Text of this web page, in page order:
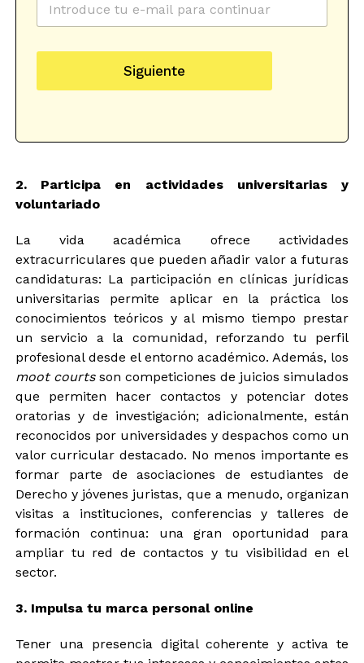
l
e
l
e
o
d
r
e
c
ó
n
*
t
o
a
s
e
o
Siguiente
2. Participa en actividades universitarias y
voluntariado
La vida académica ofrece actividades
extracurriculares que pueden añadir valor a futuras
candidaturas: La participación en clínicas jurídicas
universitarias permite aplicar en la práctica los
conocimientos teóricos y al mismo tiempo prestar
un servicio a la comunidad, reforzando tu perfil
profesional desde el entorno académico. Además, los
moot courtsson competiciones de juicios simulados
que permiten hacer contactos y potenciar dotes
oratorias y de investigación; adicionalmente, están
reconocidos por universidades y despachos como un
valor curricular destacado. No menos importante es
formar parte de asociaciones de estudiantes de
Derecho y jóvenes juristas, que a menudo, organizan
visitas a instituciones, conferencias y talleres de
formación continua: una gran oportunidad para
ampliar tu red de contactos y tu visibilidad en el
sector.
3. Impulsa tu marca personal online
Tener una presencia digital coherente y activa te